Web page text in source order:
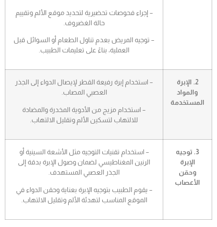
– إجراء فحوصات تحضيرية لتحديد موقع الألم وتقييم
حالة الغضروف.
– توجيه المريض بعدم تناول الطعام أو السوائل قبل
العملية، بناءً على تعليمات الطبيب.
2. الإبرة
والمواد
المستخدمة
– استخدام إبرة رفيعة القطر لإيصال الدواء إلى الجذر
العصبي المصاب.
– استخدام مزيج من الأدوية المخدرة والمضادة
للالتهاب لتسكين الألم وتقليل الالتهاب.
3. توجيه
الإبرة
وحقن
الأعصاب
– استخدام تقنيات التوجيه مثل الأشعة السينية أو
الرنين المغناطيسي لضمان وصول الإبرة بدقة إلى
الجذر العصبي المستهدف.
– يقوم الطبيب بتوجيه الإبرة بعناية وحقن الدواء في
الموقع المناسب لتهدئة الألم وتقليل الالتهاب.